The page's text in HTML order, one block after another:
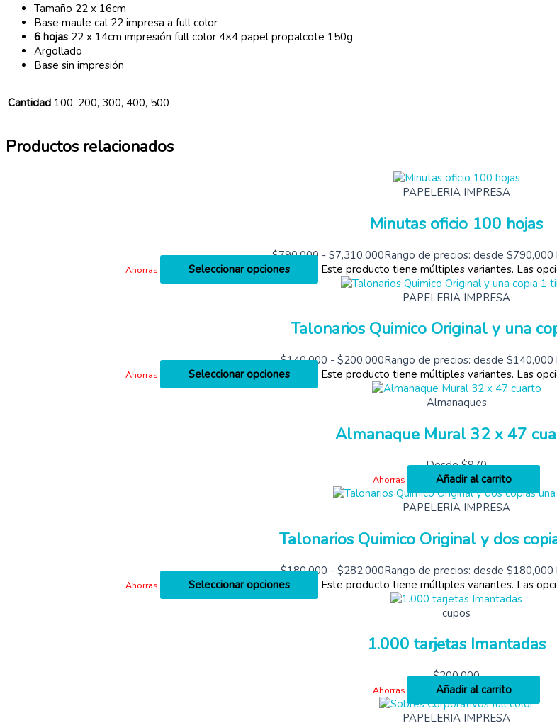
Tamaño 22 x 16cm
Base maule cal 22 impresa a full color
6 hojas 22 x 14cm impresión full color 4×4 papel propalcote 150g
Argollado
Base sin impresión
Cantidad 100, 200, 300, 400, 500
Productos relacionados
PAPELERIA IMPRESA
Minutas oficio 100 hojas
$790,000 - $7,310,000Rango de precios: desde
Ahorras Seleccionar opciones
Este producto tiene múltiples variantes. Las
PAPELERIA IMPRESA
Talonarios Quimico Original y una
$140,000 - $200,000Rango de precios: desde
Ahorras Seleccionar opciones
Este producto tiene múltiples variantes. Las
Almanaques
Almanaque Mural 32 x 47
Desde$970
Ahorras
Añadir al carrito
PAPELERIA IMPRESA
Talonarios Quimico Original y dos
$180,000 - $282,000Rango de precios: desde
Ahorras Seleccionar opciones
Este producto tiene múltiples variantes. Las
cupos
1.000 tarjetas Imantadas
$200,000
Ahorras
Añadir al carrito
PAPELERIA IMPRESA